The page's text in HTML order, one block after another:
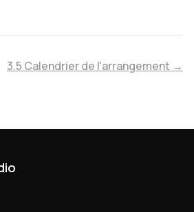
3.5 Calendrier de l'arrangement →